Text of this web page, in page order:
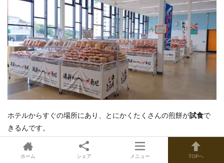
ホテルからすぐの場所にあり、とにかくたくさんの煎餅が試食で
きるんです。
さらにコーヒーが無料サービス
ということで、おやつの時間に滞
ホーム シェア メニュー TOPへ